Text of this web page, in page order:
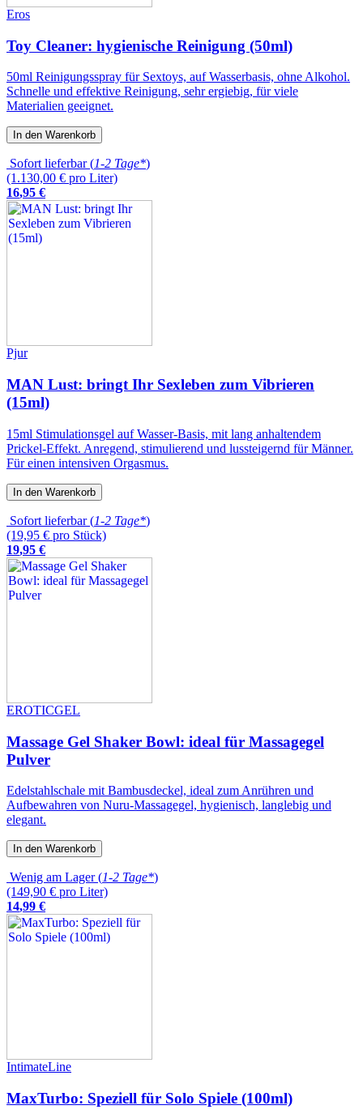
Eros
Toy Cleaner: hygienische Reinigung (50ml)
50ml Reinigungsspray für Sextoys, auf Wasserbasis, ohne Alkohol.
Schnelle und effektive Reinigung, sehr ergiebig, für viele
Materialien geeignet.
In den Warenkorb
Sofort lieferbar (1-2 Tage*)
(1.130,00 € pro Liter)
16,95 €
Pjur
MAN Lust: bringt Ihr Sexleben zum Vibrieren
(15ml)
15ml Stimulationsgel auf Wasser-Basis, mit lang anhaltendem
Prickel-Effekt. Anregend, stimulierend und lussteigernd für Männer.
Für einen intensiven Orgasmus.
In den Warenkorb
Sofort lieferbar (1-2 Tage*)
(19,95 € pro Stück)
19,95 €
EROTICGEL
Massage Gel Shaker Bowl: ideal für Massagegel
Pulver
Edelstahlschale mit Bambusdeckel, ideal zum Anrühren und
Aufbewahren von Nuru-Massagegel, hygienisch, langlebig und
elegant.
In den Warenkorb
Wenig am Lager (1-2 Tage*)
(149,90 € pro Liter)
14,99 €
IntimateLine
MaxTurbo: Speziell für Solo Spiele (100ml)